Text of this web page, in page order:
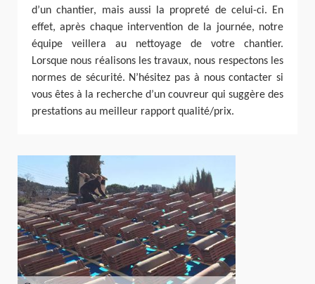
d’un chantier, mais aussi la propreté de celui-ci. En
effet, après chaque intervention de la journée, notre
équipe veillera au nettoyage de votre chantier.
Lorsque nous réalisons les travaux, nous respectons les
normes de sécurité. N’hésitez pas à nous contacter si
vous êtes à la recherche d’un couvreur qui suggère des
prestations au meilleur rapport qualité/prix.